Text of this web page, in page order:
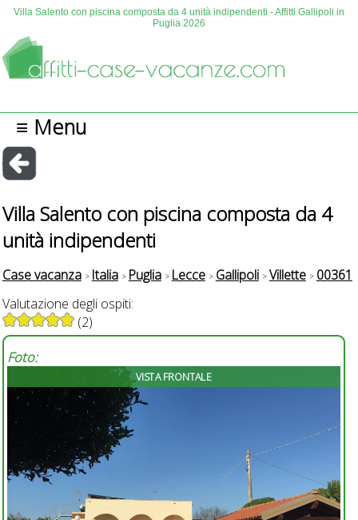
Villa Salento con piscina composta da 4 unità indipendenti - Affitti Gallipoli in
Puglia 2026
≡ Menu
Villa Salento con piscina composta da 4
unità indipendenti
Case vacanza Italia Puglia Lecce Gallipoli Villette
00361
Valutazione degli ospiti:
(2)
Foto:
VISTA FRONTALE